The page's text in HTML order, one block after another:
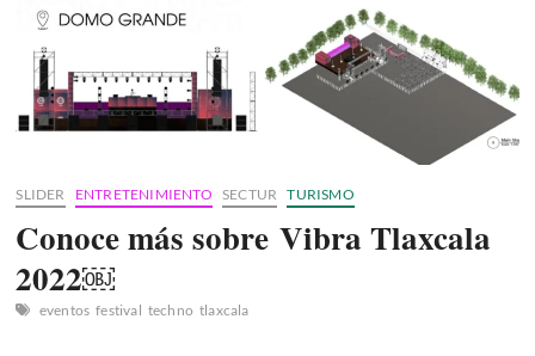
SLIDER ENTRETENIMIENTO SECTUR TURISMO
Conoce más sobre Vibra Tlaxcala
2022￼
eventos festival techno tlaxcala